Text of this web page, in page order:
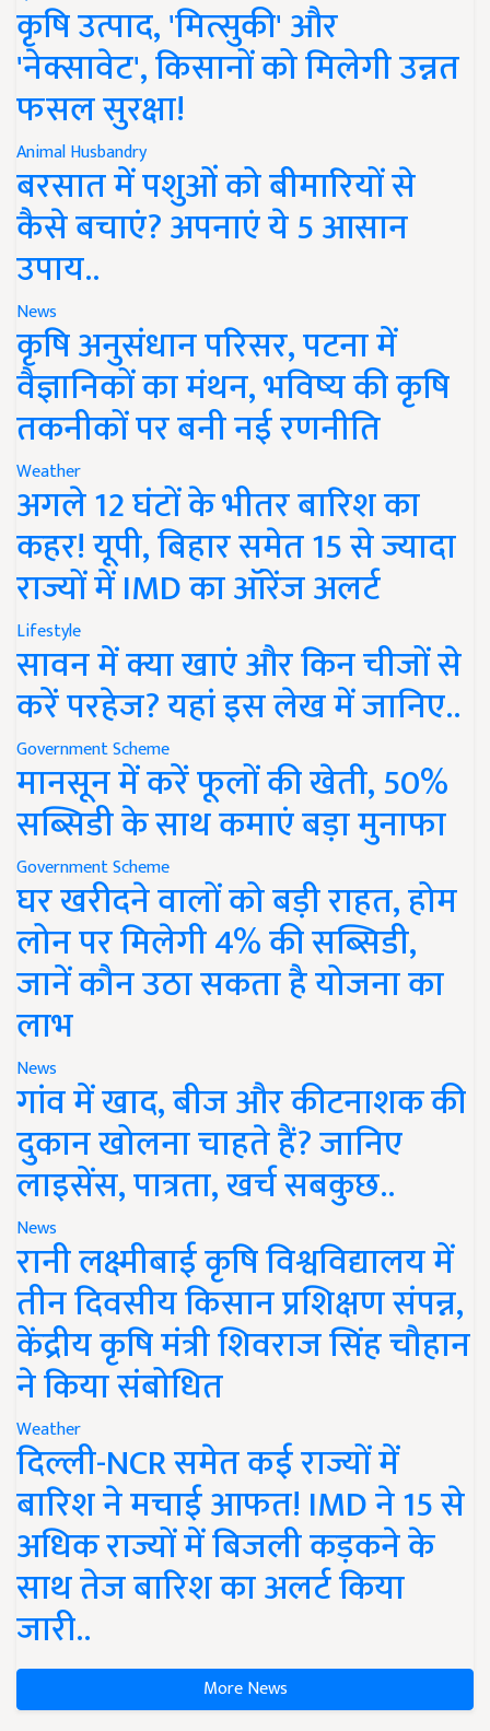
कृषि उत्पाद, 'मित्सुकी' और
'नेक्सावेट', किसानों को मिलेगी उन्नत
फसल सुरक्षा!
Animal Husbandry
बरसात में पशुओं को बीमारियों से
कैसे बचाएं? अपनाएं ये 5 आसान
उपाय..
News
कृषि अनुसंधान परिसर, पटना में
वैज्ञानिकों का मंथन, भविष्य की कृषि
तकनीकों पर बनी नई रणनीति
Weather
अगले 12 घंटों के भीतर बारिश का
कहर! यूपी, बिहार समेत 15 से ज्यादा
राज्यों में IMD का ऑरेंज अलर्ट
Lifestyle
सावन में क्या खाएं और किन चीजों से
करें परहेज? यहां इस लेख में जानिए..
Government Scheme
मानसून में करें फूलों की खेती, 50%
सब्सिडी के साथ कमाएं बड़ा मुनाफा
Government Scheme
घर खरीदने वालों को बड़ी राहत, होम
लोन पर मिलेगी 4% की सब्सिडी,
जानें कौन उठा सकता है योजना का
लाभ
News
गांव में खाद, बीज और कीटनाशक की
दुकान खोलना चाहते हैं? जानिए
लाइसेंस, पात्रता, खर्च सबकुछ..
News
रानी लक्ष्मीबाई कृषि विश्वविद्यालय में
तीन दिवसीय किसान प्रशिक्षण संपन्न,
केंद्रीय कृषि मंत्री शिवराज सिंह चौहान
ने किया संबोधित
Weather
दिल्ली-NCR समेत कई राज्यों में
बारिश ने मचाई आफत! IMD ने 15 से
अधिक राज्यों में बिजली कड़कने के
साथ तेज बारिश का अलर्ट किया
जारी..
More News